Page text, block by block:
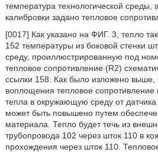
температура технологической среды,
калибровки задано тепловое
[0017] Как указано на ФИГ. 3, тепло
152 температуры из боковой стенки
среду, проиллюстрированную под
тепловое сопротивление (R2)
ссылки 158. Как было изложено выше,
воплощения тепловое сопротивление
тепла в окружающую среду от
может быть повышено путем
материала. Тепло будет течь из
трубопровода 102 через шток 110 в
прохождения через шток 110.